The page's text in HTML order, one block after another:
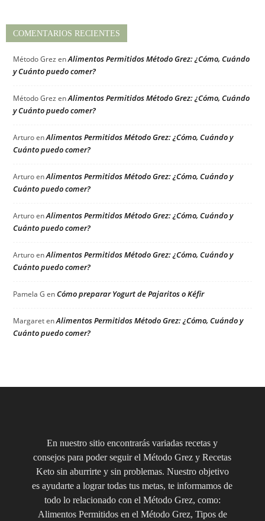
COMENTARIOS RECIENTES
Método Grez enAlimentos Permitidos Método Grez: ¿Cómo, Cuándo
y Cuánto puedo comer?
Método Grez enAlimentos Permitidos Método Grez: ¿Cómo, Cuándo
y Cuánto puedo comer?
ArturoenAlimentos Permitidos Método Grez: ¿Cómo, Cuándo y
Cuánto puedo comer?
ArturoenAlimentos Permitidos Método Grez: ¿Cómo, Cuándo y
Cuánto puedo comer?
ArturoenAlimentos Permitidos Método Grez: ¿Cómo, Cuándo y
Cuánto puedo comer?
ArturoenAlimentos Permitidos Método Grez: ¿Cómo, Cuándo y
Cuánto puedo comer?
Pamela G enCómo preparar Yogurt de Pajaritos o Kéfir
MargaretenAlimentos Permitidos Método Grez: ¿Cómo, Cuándo y
Cuánto puedo comer?
En nuestro sitio encontrarás variadas recetas y
consejos para poder seguir el Método Grez y Recetas
Keto sin aburrirte y sin problemas. Nuestro objetivo
es ayudarte a lograr todas tus metas, te informamos de
todo lo relacionado con el Método Grez, como:
Alimentos Permitidos en el Método Grez, Tipos de